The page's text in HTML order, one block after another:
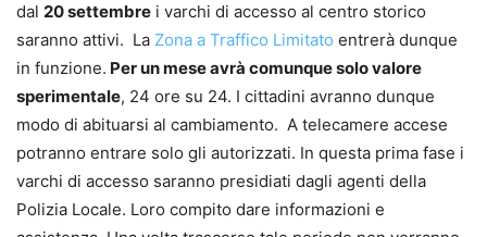
dal 20 settembre i varchi di accesso al centro storico
saranno attivi. La Zona a Traffico Limitato entrerà dunque
in funzione. Per un mese avrà comunque solo valore
sperimentale, 24 ore su 24. I cittadini avranno dunque
modo di abituarsi al cambiamento. A telecamere accese
potranno entrare solo gli autorizzati. In questa prima fase i
varchi di accesso saranno presidiati dagli agenti della
Polizia Locale. Loro compito dare informazioni e